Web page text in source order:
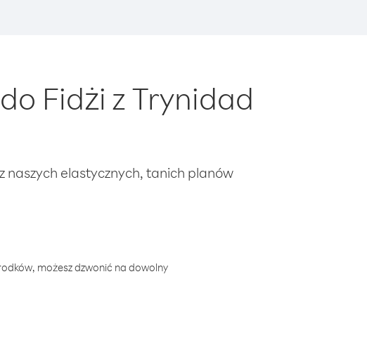
Fidżi z Trynidad
naszych elastycznych, tanich planów
możesz dzwonić na dowolny